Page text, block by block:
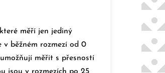
měří jen jediný
v běžném rozmezí od 0
měřit s přesností
jsou v rozmezích po 25